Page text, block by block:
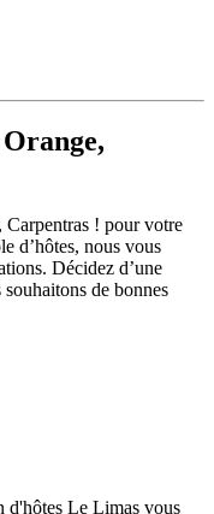
Carpentras ! pour votre
d’hôtes, nous vous
Décidez d’une
de bonnes
Le Limas vous